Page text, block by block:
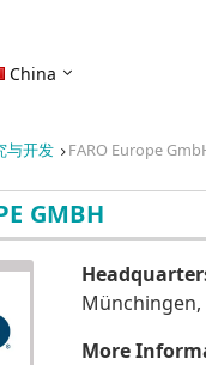
China
与开发 FARO Europe
GMBH
More